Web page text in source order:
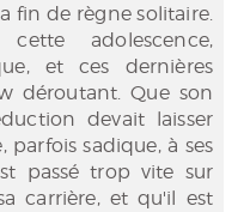
fin de règne solitaire.
adolescence,
et ces dernières
déroutant. Que son
devait laisser
sadique, à ses
passé trop vite sur
carrière, et qu'il est